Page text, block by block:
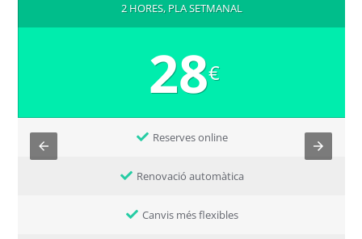
2 HORES, PLA SETMANAL
28€
Reserves online
Renovació automàtica
Canvis més flexibles